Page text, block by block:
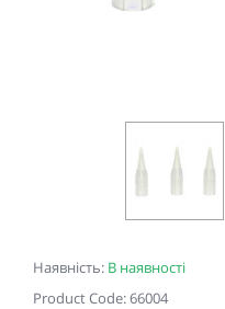
Наявність: В наявності
Product Code: 66004